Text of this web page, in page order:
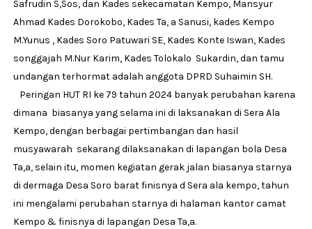
Safrudin S,Sos, dan Kades sekecamatan Kempo, Mansyur
Ahmad Kades Dorokobo, Kades Ta, a Sanusi, kades Kempo
M.Yunus , Kades Soro Patuwari SE, Kades Konte Iswan, Kades
songgajah M.Nur Karim, Kades Tolokalo Sukardin, dan tamu
undangan terhormat adalah anggota DPRD Suhaimin SH.
Peringan HUT RI ke 79 tahun 2024 banyak perubahan karena
dimana biasanya yang selama ini di laksanakan di Sera Ala
Kempo, dengan berbagai pertimbangan dan hasil
musyawarah sekarang dilaksanakan di lapangan bola Desa
Ta,a, selain itu, momen kegiatan gerak jalan biasanya starnya
di dermaga Desa Soro barat finisnya d Sera ala kempo, tahun
ini mengalami perubahan starnya di halaman kantor camat
Kempo & finisnya di lapangan Desa Ta,a.